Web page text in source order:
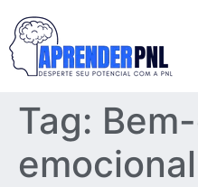
Tag:
emocional